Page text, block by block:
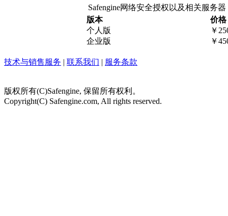
Safengine网络安全授权以及相关服务器
版本
价格
个人版
￥
企业版
￥
技术与销售服务 | 联系我们 | 服务条款
版权所有(C)Safengine, 保留所有权利。
Copyright(C) Safengine.com, All rights reserved.